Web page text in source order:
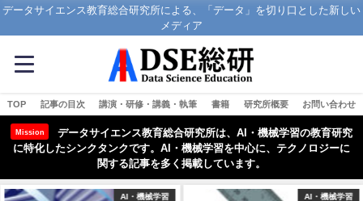
データサイエンス教育総合研究所による、「データ」を切り口とした新しい
メディア
TOP 記事の目次 講演・研修・講義・執筆 書籍 研究所概要 お問い合わせ
Mission
データサイエンス教育総合研究所は、AI・機械学習の教育研究
に特化したシンクタンクです。AI・機械学習を中心に、テクノロジーに
関する記事を多く掲載しています。
AI・機械学習 AI・機械学習